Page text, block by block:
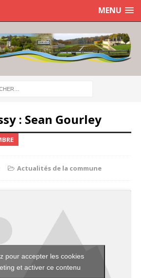
MENU
: Sean Gourley
Actualités de la commune
pour accepter les cookies
et activer ce contenu